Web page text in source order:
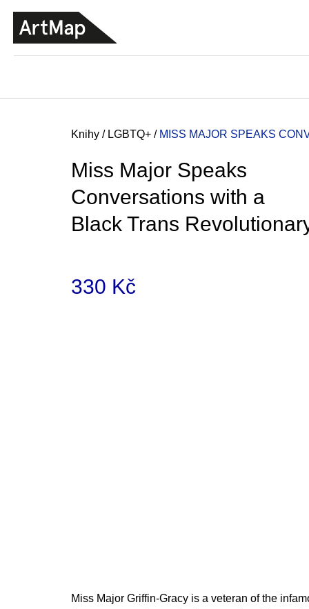
Domů
Knihy / LGBTQ+ / MISS MAJOR SPEAKS
Miss Major Speaks
Conversations with a
Black Trans
330 Kč
Miss Major Griffin-Gracy is a veteran of the
ZPĚT
DO
OBCHODU
ZPĚT
DO
OBCHODU
ARTMAT KRABIČKA